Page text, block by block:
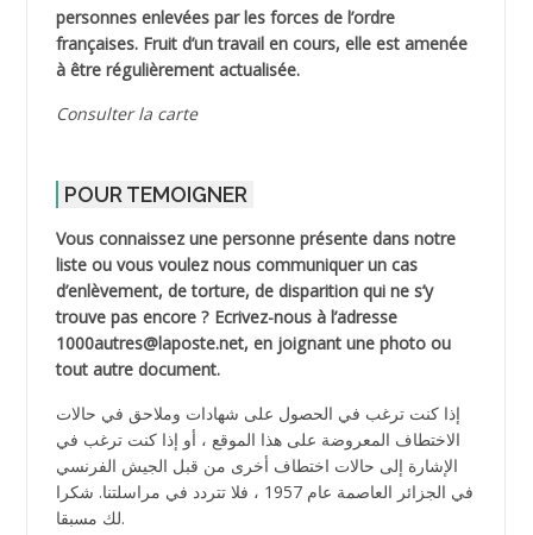
personnes enlevées par les forces de l’ordre
françaises. Fruit d’un travail en cours, elle est amenée
à être régulièrement actualisée.
Consulter la carte
POUR TEMOIGNER
Vous connaissez une personne présente dans notre
liste ou vous voulez nous communiquer un cas
d’enlèvement, de torture, de disparition qui ne s’y
trouve pas encore ? Ecrivez-nous à l’adresse
1000autres@laposte.net, en joignant une photo ou
tout autre document.
إذا كنت ترغب في الحصول على شهادات وملاحق في حالات
الاختطاف المعروضة على هذا الموقع ، أو إذا كنت ترغب في
الإشارة إلى حالات اختطاف أخرى من قبل الجيش الفرنسي
في الجزائر العاصمة عام 1957 ، فلا تتردد في مراسلتنا. شكرا
لك مسبقا.